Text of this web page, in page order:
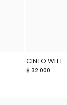
CINTO WITT
$ 32.000